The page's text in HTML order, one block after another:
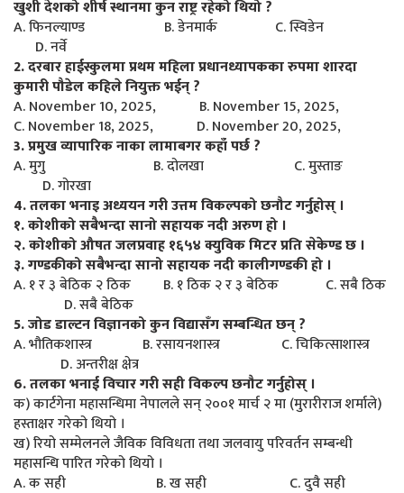
खुशी देशको शीर्ष स्थानमा कुन राष्ट्र रहेको थियो ?
A. फिनल्याण्ड B. डेनमार्क C. स्विडेन
D. नर्वे
2. दरबार हाईस्कुलमा प्रथम महिला प्रधानध्यापकका रुपमा शारदा
कुमारी पौडेल कहिले नियुक्त भईन् ?
A. November 10, 2025, B. November 15, 2025,
C. November 18, 2025, D. November 20, 2025,
3. प्रमुख व्यापारिक नाका लामाबगर कहाँ पर्छ ?
A. मुगु B. दोलखा C. मुस्ताङ
D. गोरखा
4. तलका भनाइ अध्ययन गरी उत्तम विकल्पको छनौट गर्नुहोस् ।
१. कोशीको सबैभन्दा सानो सहायक नदी अरुण हो ।
२. कोशीको औषत जलप्रवाह १६५४ क्युविक मिटर प्रति सेकेण्ड छ ।
३. गण्डकीको सबैभन्दा सानो सहायक नदी कालीगण्डकी हो ।
A. १ र ३ बेठिक २ ठिक B. १ ठिक २ र ३ बेठिक C. सबै ठिक
D. सबै बेठिक
5. जोड डाल्टन विज्ञानको कुन विद्यासँग सम्बन्धित छन् ?
A. भौतिकशास्त्र B. रसायनशास्त्र C. चिकित्साशास्त्र
D. अन्तरीक्ष क्षेत्र
6. तलका भनाई विचार गरी सही विकल्प छनौट गर्नुहोस् ।
क) कार्टगेना महासन्धिमा नेपालले सन् २००१ मार्च २ मा (मुरारीराज शर्माले)
हस्ताक्षर गरेको थियो ।
ख) रियो सम्मेलनले जैविक विविधता तथा जलवायु परिवर्तन सम्बन्धी
महासन्धि पारित गरेको थियो ।
A. क सही B. ख सही C. दुवै सही